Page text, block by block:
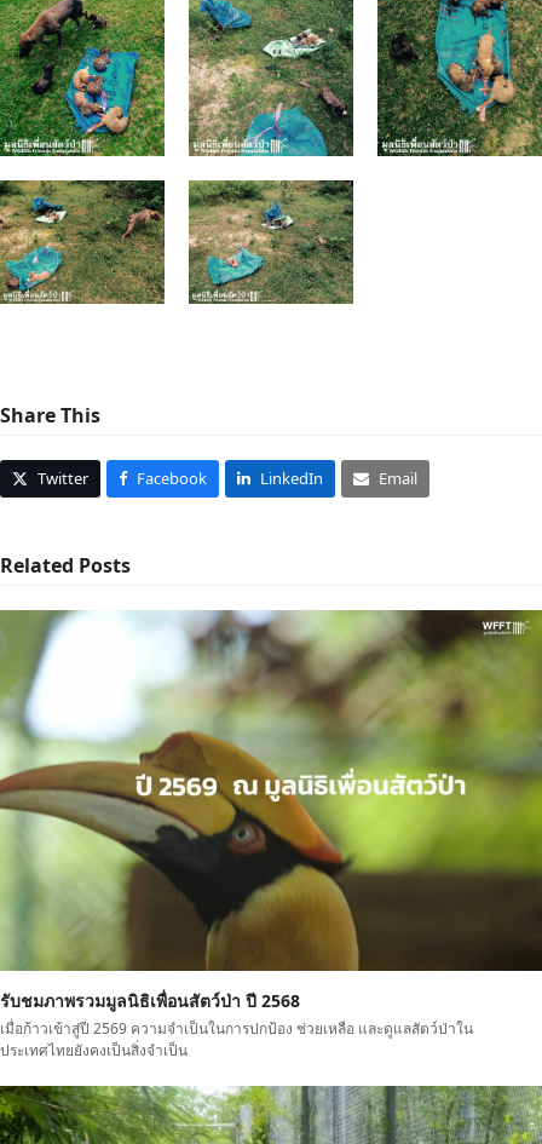
Share This
Twitter Facebook LinkedIn Email
Related Posts
รับชมภาพรวมมูลนิธิเพื่อนสัตว์ป่า ปี 2568
เมื่อก้าวเข้าสู่ปี 2569 ความจำเป็นในการปกป้อง ช่วยเหลือ และดูแลสัตว์ป่าใน
ประเทศไทยยังคงเป็นสิ่งจำเป็น